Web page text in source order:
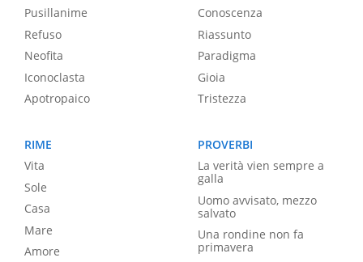
Pusillanime
Refuso
Neofita
Iconoclasta
Apotropaico
Conoscenza
Riassunto
Paradigma
Gioia
Tristezza
RIME
Vita
Sole
Casa
Mare
Amore
PROVERBI
La verità vien sempre a
galla
Uomo avvisato, mezzo
salvato
Una rondine non fa
primavera